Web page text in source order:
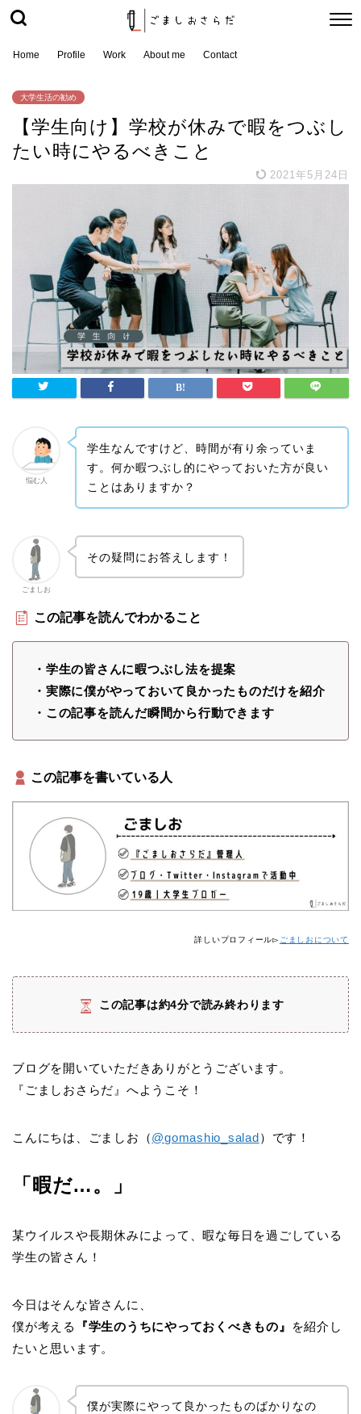
Home Profile Work About me Contact
大学生活の勧め
【学生向け】学校が休みで暇をつぶし
たい時にやるべきこと
2021年5月24日
悩む人
学生なんですけど、時間が有り余っていま
す。何か暇つぶし的にやっておいた方が良い
ことはありますか？
ごましお
その疑問にお答えします！
この記事を読んでわかること
・学生の皆さんに暇つぶし法を提案
・実際に僕がやっておいて良かったものだけを紹介
・この記事を読んだ瞬間から行動できます
この記事を書いている人
詳しいプロフィール▻ ごましおについて
この記事は約4分で読み終わります
ブログを開いていただきありがとうございます。
『ごましおさらだ』へようこそ！
こんにちは、ごましお（@gomashio_salad）です！
「暇だ…。」
某ウイルスや長期休みによって、暇な毎日を過ごしている
学生の皆さん！
今日はそんな皆さんに、
僕が考える
『学生のうちにやっておくべきもの』
を紹介し
たいと思います。
僕が実際にやって良かったものばかりなの